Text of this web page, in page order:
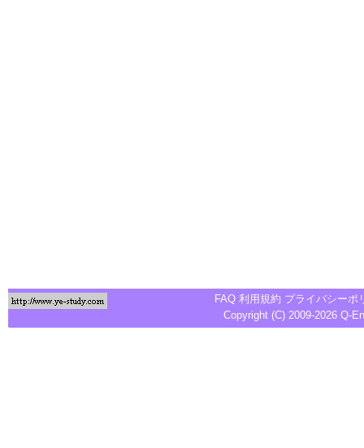
FAQ 利用規約 プライバシーポ
Copyright (C) 2009-2026 Q-